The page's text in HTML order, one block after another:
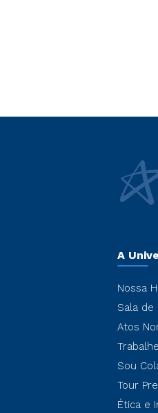
A
Nossa
Sala de
Atos
Sou
Tour
Ética e